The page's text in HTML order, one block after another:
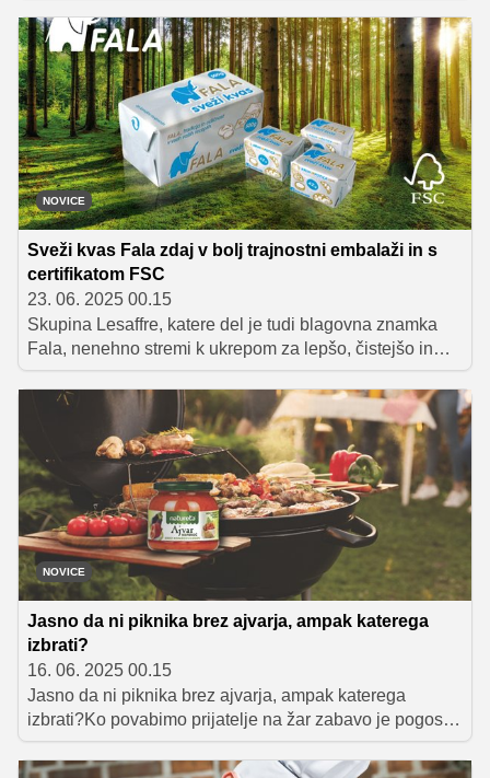
pogosto slišimo, da se vozniki počutijo utrujene že v
prvih urah vožnje, čeprav niso preobremenjeni. Pogosto
je razlog napačen obrok pred potjo. Prehrana pred
odhodom pomembno vpliva na počutje, budnost in
varnost. Zato je izbira obroka pred dolgo vožnjo enako
pomembna kot tehnična priprava avtomobila.
NOVICE
Sveži kvas Fala zdaj v bolj trajnostni embalaži in s
certifikatom FSC
23. 06. 2025 00.15
Skupina Lesaffre, katere del je tudi blagovna znamka
Fala, nenehno stremi k ukrepom za lepšo, čistejšo in
bolj trajnostno prihodnost. Dodaten korak k boljši
prihodnosti so naredili tudi s tem, ko so prešli na bolj
trajnostno embalažo za njihov sveži 42- in 500-gramski
kvas Fala in tako pridobili certifikat FSC.
NOVICE
Jasno da ni piknika brez ajvarja, ampak katerega
izbrati?
16. 06. 2025 00.15
Jasno da ni piknika brez ajvarja, ampak katerega
izbrati?Ko povabimo prijatelje na žar zabavo je pogosto
fokus na tisto, kar bo cvrčalo, vendar raznovrstnega
piknika ni brez prilog. Ne smejo manjkati različne